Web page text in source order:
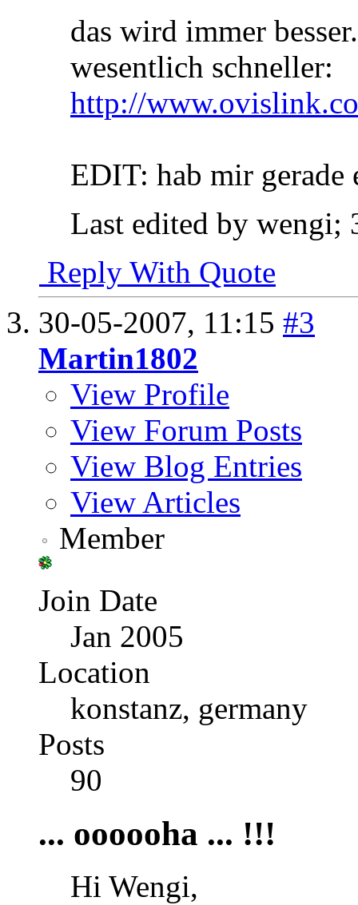
das wird immer
wesentlich schneller:
http://
EDIT: hab mir gerade
Last edited by wengi;
Reply With Quote
30-05-2007, 11:15 #3
Martin1802
View Profile
View Forum Posts
View Blog Entries
View Articles
Member
Join Date
Jan 2005
Location
konstanz, germany
Posts
90
... oooooha ... !!!
Hi Wengi,